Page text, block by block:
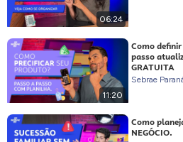
06:24
11:20
Como definir
passo
GRATUITA
Sebrae
Como
NEGÓCIO.